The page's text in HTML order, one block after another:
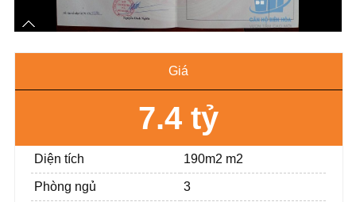
Giá
7.4 tỷ
Diện tích 190m2 m2
Phòng ngủ 3